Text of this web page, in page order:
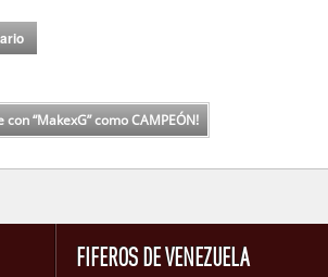
con “MakexG” como CAMPEÓN!
FIFEROS DE VENEZUELA